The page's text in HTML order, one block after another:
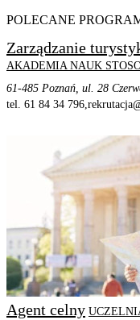
POLECANE
Zarządzanie
AKADEMIA NAUK
61-485 Poznań, ul. 28
tel. 61 84 34 796,
Agent celny